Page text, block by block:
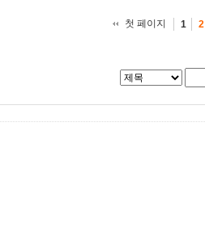
첫 페이지 1 2